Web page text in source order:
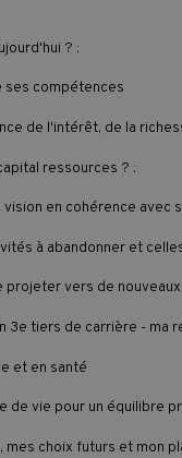
? :
ses compétences
de l'intérêt, de la
ressources ? :
vision en cohérence avec
à abandonner et
projeter vers de
3e tiers de carrière - ma
et en santé
de vie pour un équilibre
mes choix futurs et mon